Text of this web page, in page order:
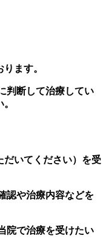
ます。
判断して治療してい
いてください）を受
や治療内容などを
で治療を受けたい